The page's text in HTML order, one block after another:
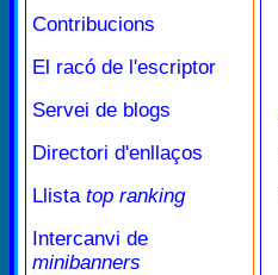
Contribucions
El racó de l'escriptor
Servei de blogs
Directori d'enllaços
Llista top ranking
Intercanvi de
minibanners